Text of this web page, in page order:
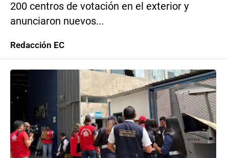
200 centros de votación en el exterior y
anunciaron nuevos...
Redacción EC